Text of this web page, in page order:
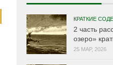
КРАТКИЕ
2 часть
озеро»
25 МАР, 2026